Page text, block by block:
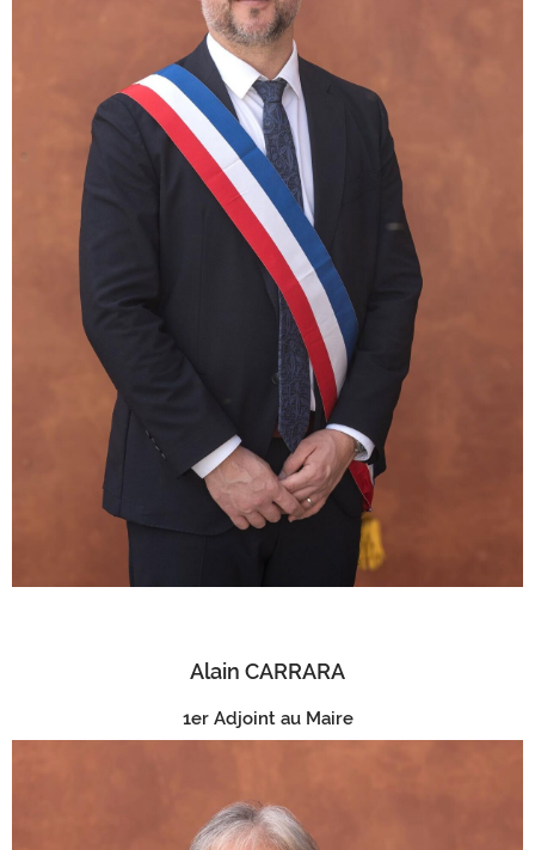
Alain CARRARA
1er Adjoint au Maire